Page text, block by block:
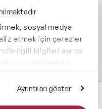
sosyal medya
etmek için çerezler
ilgili bilgileri ayrıca
iş ortaklarımızla
bilgileri kendilerine
topladıkları
Ayrıntıları göster